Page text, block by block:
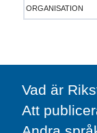
organisation
Vad är
Att